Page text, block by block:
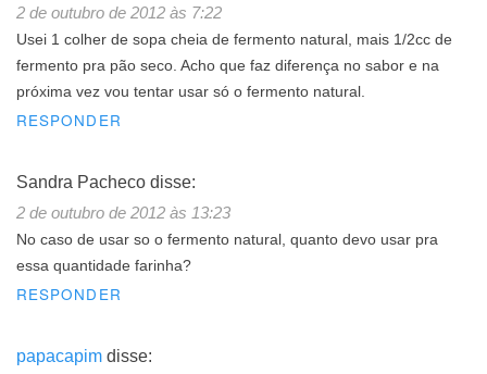
2 de outubro de 2012 às 7:22
Usei 1 colher de sopa cheia de fermento natural, mais 1/2cc de
fermento pra pão seco. Acho que faz diferença no sabor e na
próxima vez vou tentar usar só o fermento natural.
RESPONDER
Sandra Pacheco disse:
2 de outubro de 2012 às 13:23
No caso de usar so o fermento natural, quanto devo usar pra
essa quantidade farinha?
RESPONDER
papacapim disse: